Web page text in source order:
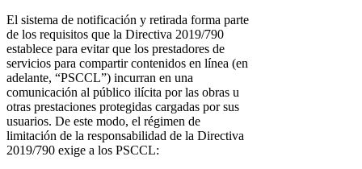
El sistema de notificación y retirada forma parte
de los requisitos que la Directiva 2019/790
establece para evitar que los prestadores de
servicios para compartir contenidos en línea (en
adelante, “PSCCL”) incurran en una
comunicación al público ilícita por las obras u
otras prestaciones protegidas cargadas por sus
usuarios. De este modo, el régimen de
limitación de la responsabilidad de la Directiva
2019/790 exige a los PSCCL: